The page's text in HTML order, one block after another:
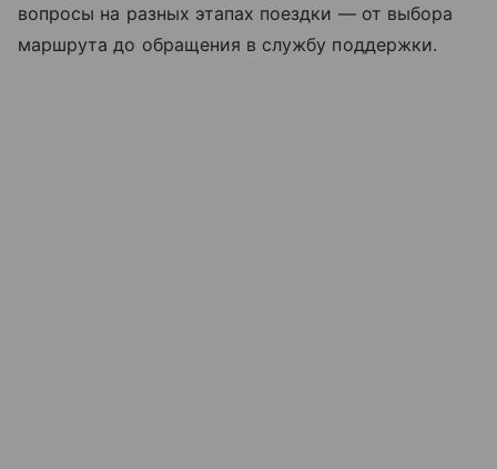
вопросы на разных этапах поездки — от выбора
маршрута до обращения в службу поддержки.